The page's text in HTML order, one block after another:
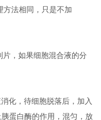
方法相同，只是不加
，如果细胞混合液的分
化，待细胞脱落后，加入
蛋白酶的作用，混匀，放